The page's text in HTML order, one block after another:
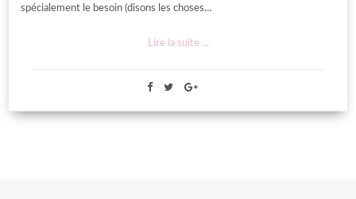
spécialement le besoin (disons les choses…
Lire la suite ...